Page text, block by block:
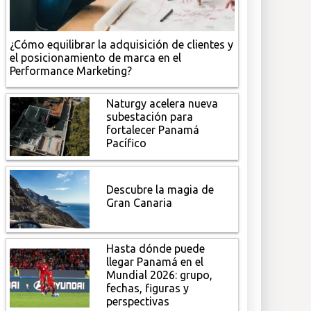
¿Cómo equilibrar la adquisición de clientes y
el posicionamiento de marca en el
Performance Marketing?
Naturgy acelera nueva
subestación para
fortalecer Panamá
Pacífico
Descubre la magia de
Gran Canaria
Hasta dónde puede
llegar Panamá en el
Mundial 2026: grupo,
fechas, figuras y
perspectivas